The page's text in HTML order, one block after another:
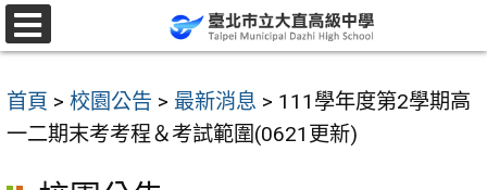
跳
至
要首頁 > 校園公告 > 最新消息 > 111學年度第2學期高
一二期末考考程＆考試範圍(0621更新)
選
單